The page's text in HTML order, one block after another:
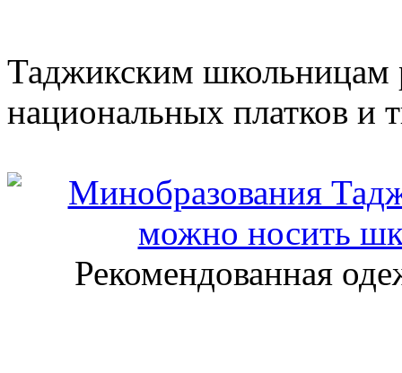
Таджикским школьницам
национальных платков и
Рекомендованная